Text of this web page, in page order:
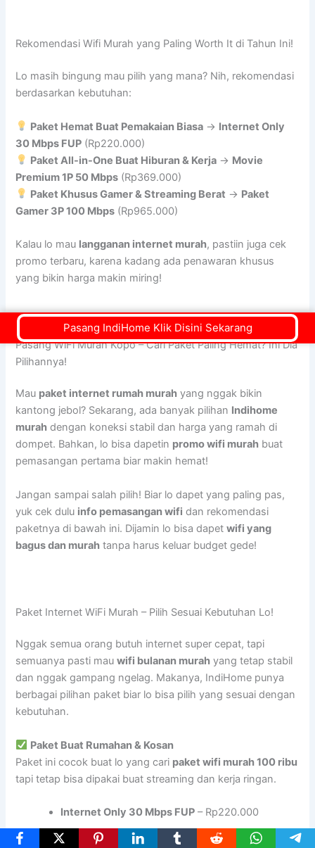
Rekomendasi Wifi Murah yang Paling Worth It di Tahun Ini!
Lo masih bingung mau pilih yang mana? Nih, rekomendasi
berdasarkan kebutuhan:
Paket Hemat Buat Pemakaian Biasa → Internet Only
30 Mbps FUP (Rp220.000)
Paket All-in-One Buat Hiburan & Kerja → Movie
Premium 1P 50 Mbps (Rp369.000)
Paket Khusus Gamer & Streaming Berat → Paket
Gamer 3P 100 Mbps (Rp965.000)
Kalau lo mau langganan internet murah, pastiin juga cek
promo terbaru, karena kadang ada penawaran khusus
yang bikin harga makin miring!
Pasang WiFi Murah Kopo – Cari Paket Paling Hemat? Ini Dia
Pilihannya!
Mau paket internet rumah murah yang nggak bikin
kantong jebol? Sekarang, ada banyak pilihan Indihome
murah dengan koneksi stabil dan harga yang ramah di
dompet. Bahkan, lo bisa dapetin promo wifi murah buat
pemasangan pertama biar makin hemat!
Jangan sampai salah pilih! Biar lo dapet yang paling pas,
yuk cek dulu info pemasangan wifi dan rekomendasi
paketnya di bawah ini. Dijamin lo bisa dapetwifi yang
bagus dan murah tanpa harus keluar budget gede!
Paket Internet WiFi Murah – Pilih Sesuai Kebutuhan Lo!
Nggak semua orang butuh internet super cepat, tapi
semuanya pasti mauwifi bulanan murah yang tetap stabil
dan nggak gampang ngelag. Makanya, IndiHome punya
berbagai pilihan paket biar lo bisa pilih yang sesuai dengan
kebutuhan.
Paket Buat Rumahan & Kosan
Paket ini cocok buat lo yang cari paket wifi murah 100 ribu
tapi tetap bisa dipakai buat streaming dan kerja ringan.
Internet Only 30 Mbps FUP – Rp220.000
JITU 1P – 30 Mbps
– Rp280.000 (Biaya Pasang
Pasang IndiHome Klik Disini Sekarang